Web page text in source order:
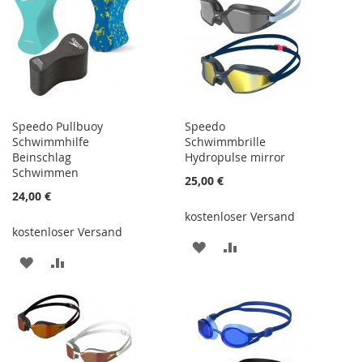
Speedo Pullbuoy
Schwimmhilfe
Beinschlag
Schwimmen
24,00 €
kostenloser Versand
ZUR
HINZUFÜGEN
HINZUFÜGEN
Speedo
Schwimmbrille
Hydropulse mirror
25,00 €
kostenloser Versand
ZUR
HINZUFÜGEN
HINZUFÜGEN